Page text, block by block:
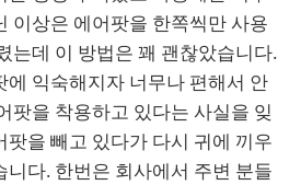
이상은 에어팟을 한쪽씩만 사용
는데 이 방법은 꽤 괜찮았습니다.
에 익숙해지자 너무나 편해서 안
팟을 착용하고 있다는 사실을 잊
팟을 빼고 있다가 다시 귀에 끼우
니다. 한번은 회사에서 주변 분들